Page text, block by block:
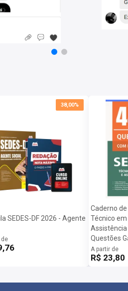
38,00%
SEDES-DF 2026 - Agente
de
Caderno de
Técnico
Assistência
Questões
A partir de
R$ 23,80